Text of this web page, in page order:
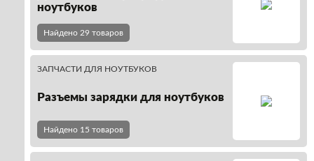
ноутбуков
Найдено 29 товаров
ЗАПЧАСТИ ДЛЯ НОУТБУКОВ
Разъемы зарядки для ноутбуков
Найдено 15 товаров